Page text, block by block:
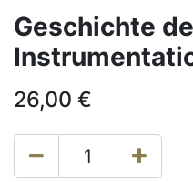
Geschichte
26,00 €